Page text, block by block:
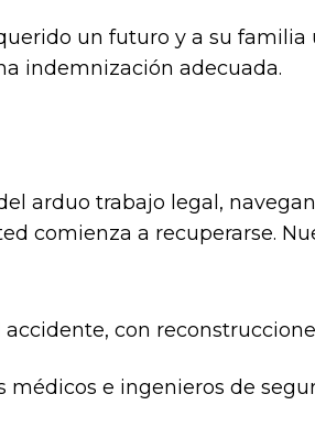
un futuro y a su familia
indemnización adecuada.
arduo trabajo legal,
comienza a recuperarse.
con
médicos e ingenieros de